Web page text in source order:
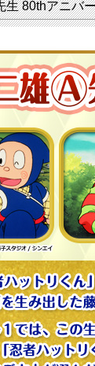
生 80thアニバ